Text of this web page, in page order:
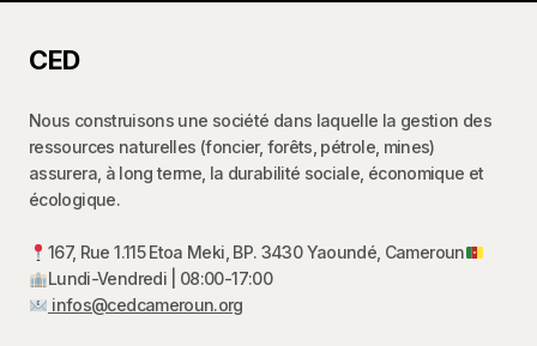
CED
Nous construisons une société dans laquelle la gestion des
ressources naturelles (foncier, forêts, pétrole, mines)
assurera, à long terme, la durabilité sociale, économique et
écologique.
167, Rue 1.115 Etoa Meki, BP. 3430 Yaoundé, Cameroun
Lundi-Vendredi | 08:00-17:00
infos@cedcameroun.org